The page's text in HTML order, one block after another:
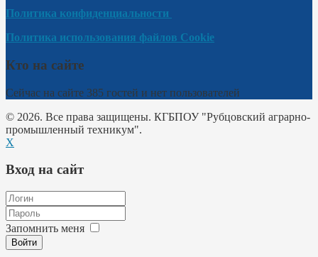
Политика конфиденциальности
Политика использования файлов Cookie
Кто на сайте
Сейчас на сайте 385 гостей и нет пользователей
© 2026. Все права защищены. КГБПОУ "Рубцовский аграрно-
промышленный техникум".
X
Вход на сайт
Запомнить меня
Войти